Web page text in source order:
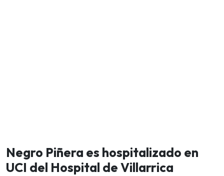
Negro Piñera es hospitalizado en
UCI del Hospital de Villarrica